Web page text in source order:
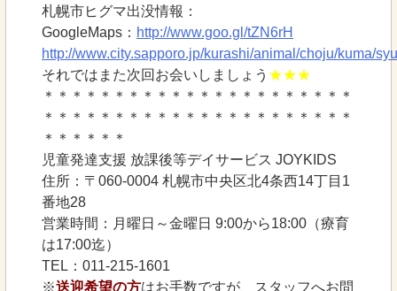
札幌市ヒグマ出没情報：
GoogleMaps： http://www.goo.gl/tZN6rH
http://www.city.sapporo.jp/kurashi/animal/choju/kuma/
それではまた次回お会いしましょう ★★★
＊＊＊＊＊＊＊＊＊＊＊＊＊＊＊＊＊＊＊＊＊＊
＊＊＊＊＊＊＊＊＊＊＊＊＊＊＊＊＊＊＊＊＊＊
＊＊＊＊＊＊
児童発達支援 放課後等デイサービス JOYKIDS
住所：〒060-0004 札幌市中央区北4条西14丁目1
番地28
営業時間：月曜日～金曜日 9:00から18:00（療育
は17:00迄）
TEL：011-215-1601
※送迎希望の方はお手数ですが、スタッフへお問